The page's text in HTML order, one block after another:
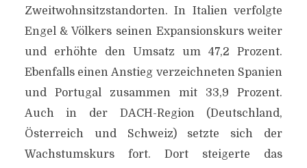
Zweitwohnsitzstandorten. In Italien verfolgte
Engel & Völkers seinen Expansionskurs weiter
und erhöhte den Umsatz um 47,2 Prozent.
Ebenfalls einen Anstieg verzeichneten Spanien
und Portugal zusammen mit 33,9 Prozent.
Auch in der DACH-Region (Deutschland,
Österreich und Schweiz) setzte sich der
Wachstumskurs fort. Dort steigerte das